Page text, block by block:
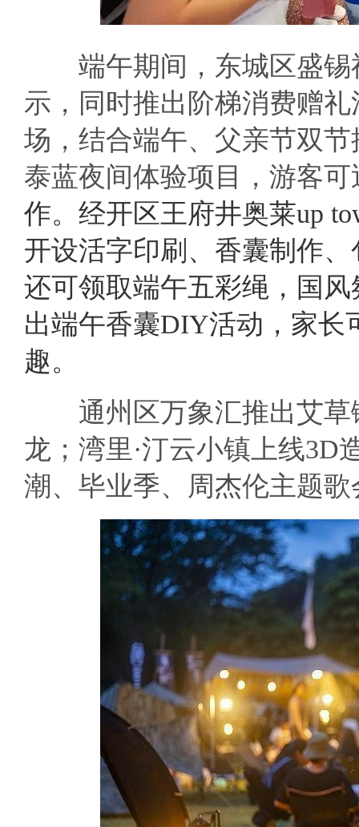
端午期间，东城区盛锡
示，同时推出阶梯消费赠
场，结合端午、父亲节双
泰蓝夜间体验项目，游客
作。经开区王府井奥莱up
开设活字印刷、香囊制作
还可领取端午五彩绳，国
出端午香囊DIY活动，家长
趣。
通州区万象汇推出艾草
龙；湾里·汀云小镇上线3D
潮、毕业季、周杰伦主题